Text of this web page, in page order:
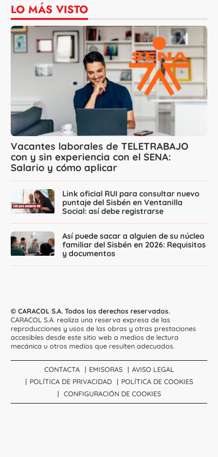
LO MÁS VISTO
Vacantes laborales de TELETRABAJO
con y sin experiencia con el SENA:
Salario y cómo aplicar
Link oficial RUI para consultar nuevo
puntaje del Sisbén en Ventanilla
Social: así debe registrarse
Así puede sacar a alguien de su núcleo
familiar del Sisbén en 2026: Requisitos
y documentos
© CARACOL S.A. Todos los derechos reservados.
CARACOL S.A. realiza una reserva expresa de las
reproducciones y usos de las obras y otras prestaciones
accesibles desde este sitio web a medios de lectura
mecánica u otros medios que resulten adecuados.
CONTACTA EMISORAS
AVISO LEGAL
POLÍTICA DE PRIVACIDAD
POLÍTICA DE COOKIES
CONFIGURACIÓN DE COOKIES